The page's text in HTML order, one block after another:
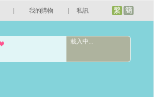
我的購物 私訊
載入中...